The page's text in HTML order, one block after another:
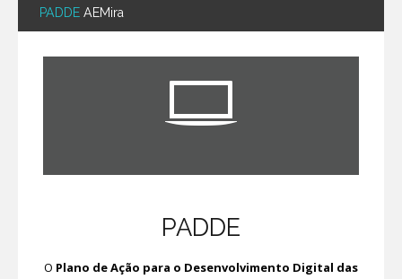
PADDE AEMira
PADDE
O Plano de Ação para o Desenvolvimento Digital das